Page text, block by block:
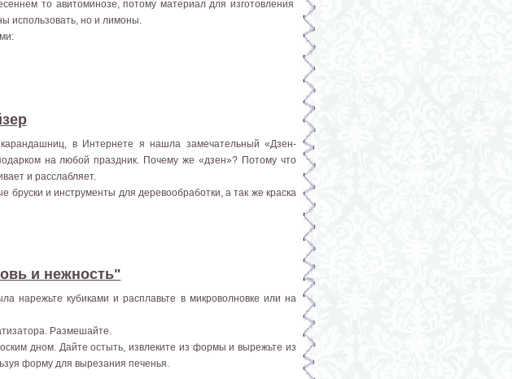
то авитоминозе, потому материал для изготовления
использовать, но и лимоны.
в Интернете я нашла замечательный «Дзен-
на любой праздник. Почему же «дзен»? Потому что
и расслабляет.
бруски и инструменты для деревообработки, а так же краска
и нежность"
нарежьте кубиками и расплавьте в микроволновке или на
Размешайте.
дном. Дайте остыть, извлеките из формы и вырежьте из
форму для вырезания печенья.